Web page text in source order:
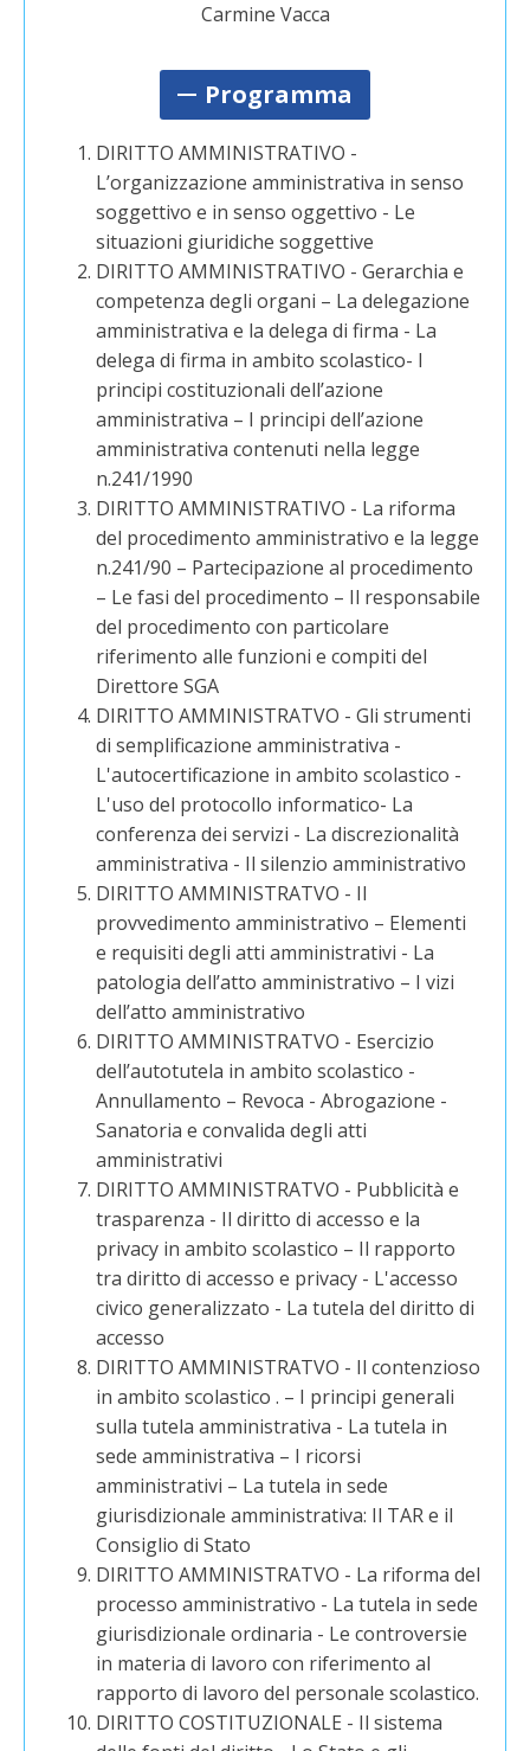
Carmine Vacca
Programma
DIRITTO AMMINISTRATIVO -
L’organizzazione amministrativa in senso
soggettivo e in senso oggettivo - Le
situazioni giuridiche soggettive
DIRITTO AMMINISTRATIVO - Gerarchia e
competenza degli organi – La delegazione
amministrativa e la delega di firma - La
delega di firma in ambito scolastico- I
principi costituzionali dell’azione
amministrativa – I principi dell’azione
amministrativa contenuti nella legge
n.241/1990
DIRITTO AMMINISTRATIVO - La riforma
del procedimento amministrativo e la legge
n.241/90 – Partecipazione al procedimento
– Le fasi del procedimento – Il responsabile
del procedimento con particolare
riferimento alle funzioni e compiti del
Direttore SGA
DIRITTO AMMINISTRATVO - Gli strumenti
di semplificazione amministrativa -
L'autocertificazione in ambito scolastico -
L'uso del protocollo informatico- La
conferenza dei servizi - La discrezionalità
amministrativa - Il silenzio amministrativo
DIRITTO AMMINISTRATVO - Il
provvedimento amministrativo – Elementi
e requisiti degli atti amministrativi - La
patologia dell’atto amministrativo – I vizi
dell’atto amministrativo
DIRITTO AMMINISTRATVO - Esercizio
dell’autotutela in ambito scolastico -
Annullamento – Revoca - Abrogazione -
Sanatoria e convalida degli atti
amministrativi
DIRITTO AMMINISTRATVO - Pubblicità e
trasparenza - Il diritto di accesso e la
privacy in ambito scolastico – Il rapporto
tra diritto di accesso e privacy - L'accesso
civico generalizzato - La tutela del diritto di
accesso
DIRITTO AMMINISTRATVO - Il contenzioso
in ambito scolastico . – I principi generali
sulla tutela amministrativa - La tutela in
sede amministrativa – I ricorsi
amministrativi – La tutela in sede
giurisdizionale amministrativa: Il TAR e il
Consiglio di Stato
DIRITTO AMMINISTRATVO - La riforma del
processo amministrativo - La tutela in sede
giurisdizionale ordinaria - Le controversie
in materia di lavoro con riferimento al
rapporto di lavoro del personale scolastico.
DIRITTO COSTITUZIONALE - Il sistema